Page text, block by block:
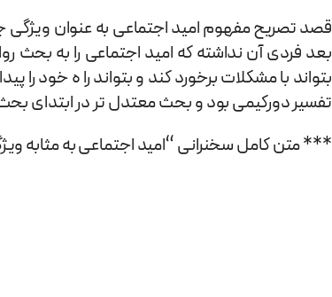
قصد تصریح مفهوم امید اجتماعی به عنوان ویژگی
بعد فردی آن نداشته که امید اجتماعی را به بحث
بتواند با مشکلات برخورد کند و بتواند را ه خود
تفسیر دورکیمی بود و بحث معتدل تر در ابتدای
*** متن کامل سخنرانی “امید اجتماعی به مثابه